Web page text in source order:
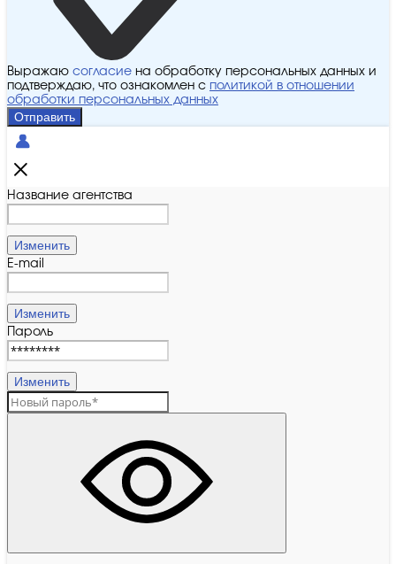
Выражаю согласие на обработку персональных данных и
подтверждаю, что ознакомлен с политикой в отношении
обработки персональных данных
Отправить
Название агентства
Изменить
E-mail
Изменить
Пароль
Изменить